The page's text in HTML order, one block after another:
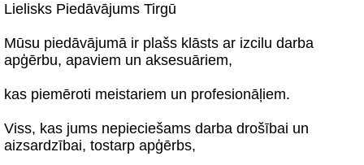
Lielisks Piedāvājums Tirgū
Mūsu piedāvājumā ir plašs klāsts ar izcilu darba
apģērbu, apaviem un aksesuāriem,
kas piemēroti meistariem un profesionāļiem.
Viss, kas jums nepieciešams darba drošībai un
aizsardzībai, tostarp apģērbs,